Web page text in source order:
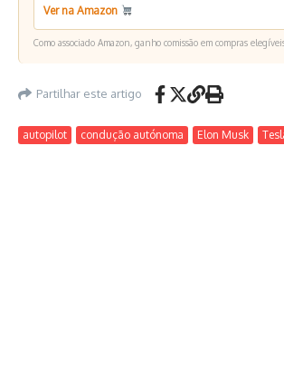
Ver na Amazon
Como associado Amazon, ganho comissão em compras
Partilhar este artigo
autopilot condução autónoma Elon Musk